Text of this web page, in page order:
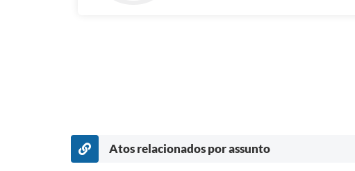
Atos relacionados por assunto